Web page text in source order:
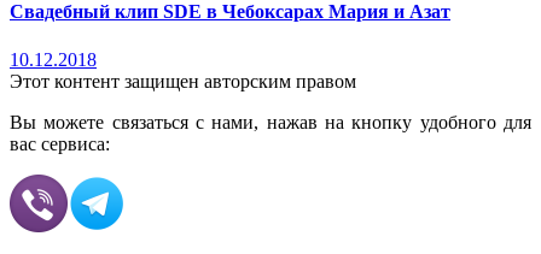
Свадебный клип SDE в Чебоксарах Мария и Азат
10.12.2018
Этот контент защищен авторским правом
Вы можете связаться с нами, нажав на кнопку удобного для
вас сервиса: